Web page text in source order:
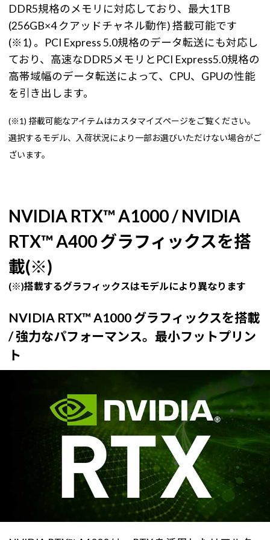
DDR5規格のメモリに対応しており、最大1TB
(256GB×4 クアッドチャネル動作) 搭載可能です
(※1) 。PCI Express 5.0規格のデータ転送にも対応し
ており、高速なDDR5メモリとPCI Express5.0規格の
高帯域幅のデータ転送によって、CPU、GPUの性能
を引き出します。
(※1) 搭載可能なアイテムはカスタマイズページをご覧ください。
選択するモデル、入荷状況により一部お選びいただけない場合がご
ざいます。
NVIDIA RTX™ A1000 / NVIDIA
RTX™ A400 グラフィックスを搭
載(※)
(※)搭載するグラフィックスはモデルにより異なります
NVIDIA RTX™ A1000 グラフィックスを搭載
/ 強力なパフォーマンス。最小フットプリン
ト